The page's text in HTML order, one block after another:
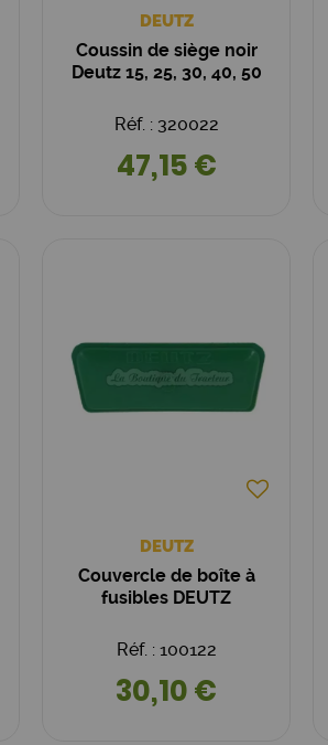
DEUTZ
Coussin de siège noir
Deutz 15, 25, 30, 40, 50
Réf. : 320022
47,15 €
DEUTZ
Couvercle de boîte à
fusibles DEUTZ
Réf. : 100122
30,10 €